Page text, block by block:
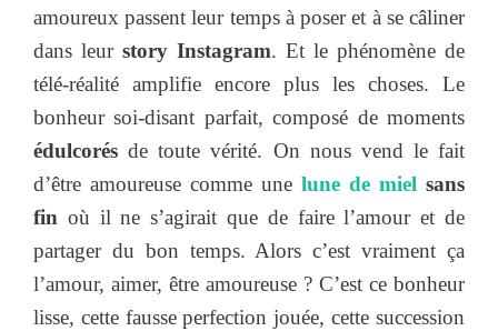
amoureux passent leur temps à poser et à se câliner
dans leur story Instagram. Et le phénomène de
télé-réalité amplifie encore plus les choses. Le
bonheur soi-disant parfait, composé de moments
édulcorésde toute vérité. On nous vend le fait
d’être amoureuse comme une lune de miel sans
fin où il ne s’agirait que de faire l’amour et de
partager du bon temps. Alors c’est vraiment ça
l’amour, aimer, être amoureuse ? C’est ce bonheur
lisse, cette fausse perfection jouée, cette succession